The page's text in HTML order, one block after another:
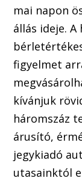
mai napon
állás ideje.
figyelmet
kívánjuk
háromszáz
árusító,
jegykiadó
utasainktól